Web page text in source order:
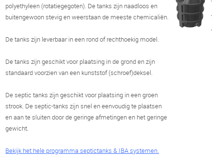
polyethyleen (rotatiegegoten). De tanks zijn naadloos en
buitengewoon stevig en weerstaan de meeste chemicaliën.
De tanks zijn leverbaar in een rond of rechthoekig model.
De tanks zijn geschikt voor plaatsing in de grond en zijn
standaard voorzien van een kunststof (schroef)deksel.
De septic tanks zijn geschikt voor plaatsing in een groen
strook. De septic-tanks zijn snel en eenvoudig te plaatsen
en aan te sluiten door de geringe afmetingen en het geringe
gewicht.
Bekijk het hele programma septictanks & IBA systemen.